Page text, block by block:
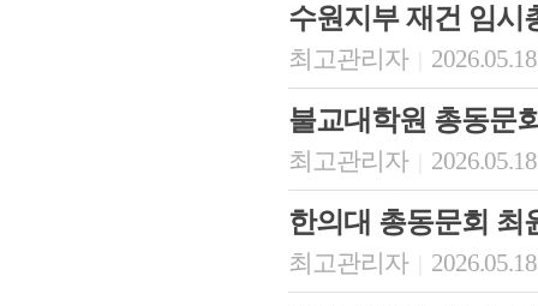
수원지부 재건 임시
최고관리자
불교대학원 총동문
최고관리자
한의대 총동문회 최
최고관리자